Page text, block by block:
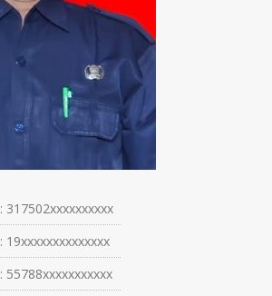
: 317502xxxxxxxxxx
: 19xxxxxxxxxxxxxx
: 55788xxxxxxxxxxx